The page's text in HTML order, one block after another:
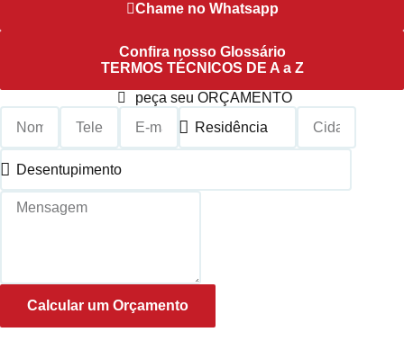
Chame no Whatsapp
Confira nosso Glossário
TERMOS TÉCNICOS DE A a Z
peça seu ORÇAMENTO
Calcular um Orçamento